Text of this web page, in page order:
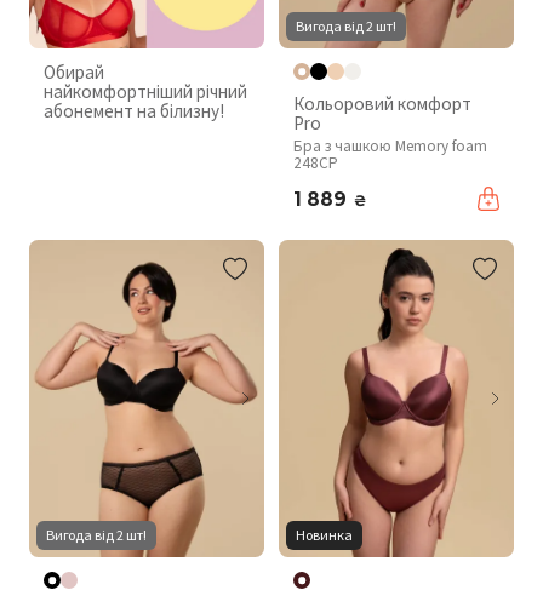
Обирай
найкомфортніший річний
абонемент на білизну!
Вигода від 2 шт!
Кольоровий комфорт
Pro
Бра з чашкою Memory foam
248CP
1 889 ₴
Вигода від 2 шт! Новинка